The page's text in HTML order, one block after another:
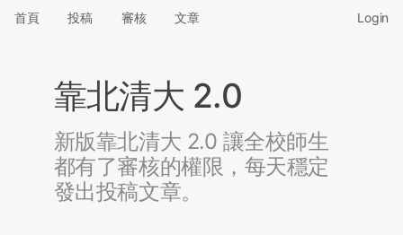
首頁 投稿 審核 文章 Login
靠北清大 2.0
新版靠北清大 2.0 讓全校師生
都有了審核的權限，每天穩定
發出投稿文章。